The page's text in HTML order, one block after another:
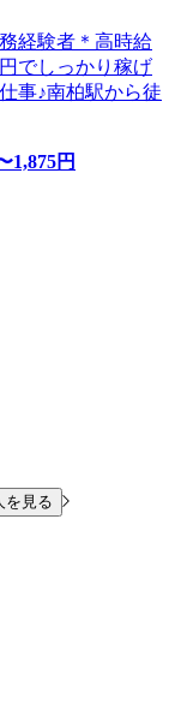
経験者＊高時給
でしっかり稼げ
事♪南柏駅から徒
1,875円
を見る